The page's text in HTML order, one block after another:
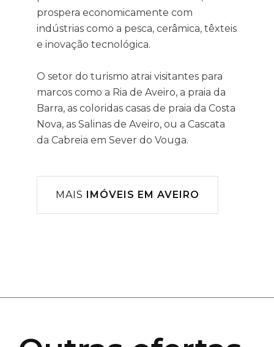
prospera economicamente com
indústrias como a pesca, cerâmica, têxteis
e inovação tecnológica.
O setor do turismo atrai visitantes para
marcos como a Ria de Aveiro, a praia da
Barra, as coloridas casas de praia da Costa
Nova, as Salinas de Aveiro, ou a Cascata
da Cabreia em Sever do Vouga.
MAIS IMÓVEIS EM AVEIRO